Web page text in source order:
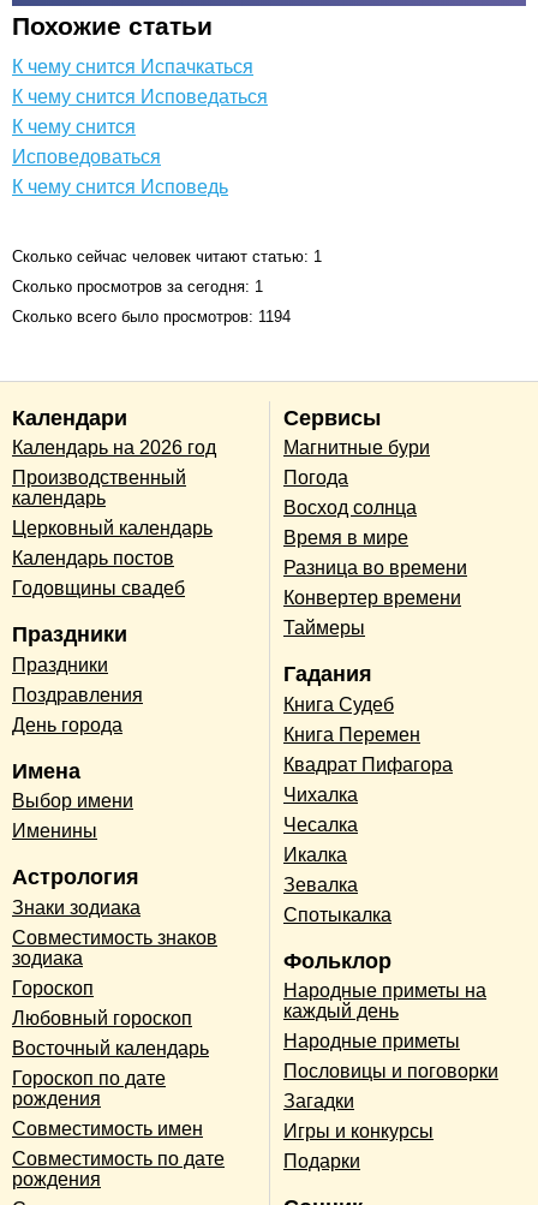
Похожие статьи
К чему снится Испачкаться
К чему снится Исповедаться
К чему снится
Исповедоваться
К чему снится Исповедь
Сколько сейчас человек читают статью: 1
Сколько просмотров за сегодня: 1
Сколько всего было просмотров: 1194
Календари
Календарь на 2026 год
Производственный
календарь
Церковный календарь
Календарь постов
Годовщины свадеб
Праздники
Праздники
Поздравления
День города
Имена
Выбор имени
Именины
Астрология
Знаки зодиака
Совместимость знаков
зодиака
Гороскоп
Любовный гороскоп
Восточный календарь
Гороскоп по дате
рождения
Совместимость имен
Совместимость по дате
рождения
Сервисы
Магнитные бури
Погода
Восход солнца
Время в мире
Разница во времени
Конвертер времени
Таймеры
Гадания
Книга Судеб
Книга Перемен
Квадрат Пифагора
Чихалка
Чесалка
Икалка
Зевалка
Спотыкалка
Фольклор
Народные приметы на
каждый день
Народные приметы
Пословицы и поговорки
Загадки
Игры и конкурсы
Подарки